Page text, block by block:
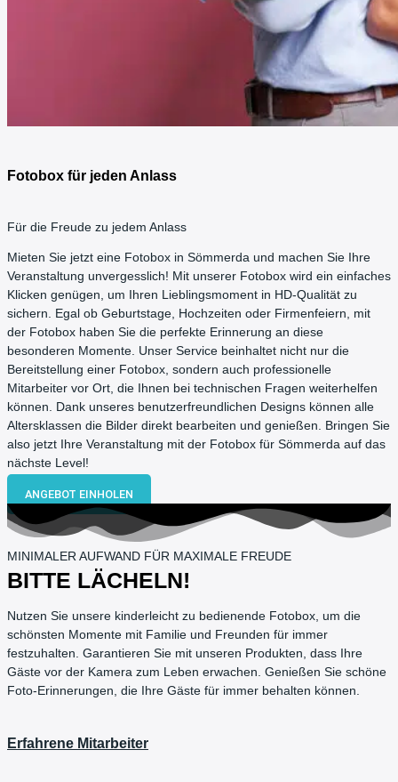
Fotobox für jeden Anlass
Für die Freude zu jedem Anlass
Mieten Sie jetzt eine Fotobox in Sömmerda und machen Sie Ihre
Veranstaltung unvergesslich! Mit unserer Fotobox wird ein einfaches
Klicken genügen, um Ihren Lieblingsmoment in HD-Qualität zu
sichern. Egal ob Geburtstage, Hochzeiten oder Firmenfeiern, mit
der Fotobox haben Sie die perfekte Erinnerung an diese
besonderen Momente. Unser Service beinhaltet nicht nur die
Bereitstellung einer Fotobox, sondern auch professionelle
Mitarbeiter vor Ort, die Ihnen bei technischen Fragen weiterhelfen
können. Dank unseres benutzerfreundlichen Designs können alle
Altersklassen die Bilder direkt bearbeiten und genießen. Bringen Sie
also jetzt Ihre Veranstaltung mit der Fotobox für Sömmerda auf das
nächste Level!
ANGEBOT EINHOLEN
MINIMALER AUFWAND FÜR MAXIMALE FREUDE
BITTE LÄCHELN!
Nutzen Sie unsere kinderleicht zu bedienende Fotobox, um die
schönsten Momente mit Familie und Freunden für immer
festzuhalten. Garantieren Sie mit unseren Produkten, dass Ihre
Gäste vor der Kamera zum Leben erwachen. Genießen Sie schöne
Foto-Erinnerungen, die Ihre Gäste für immer behalten können.
Erfahrene Mitarbeiter